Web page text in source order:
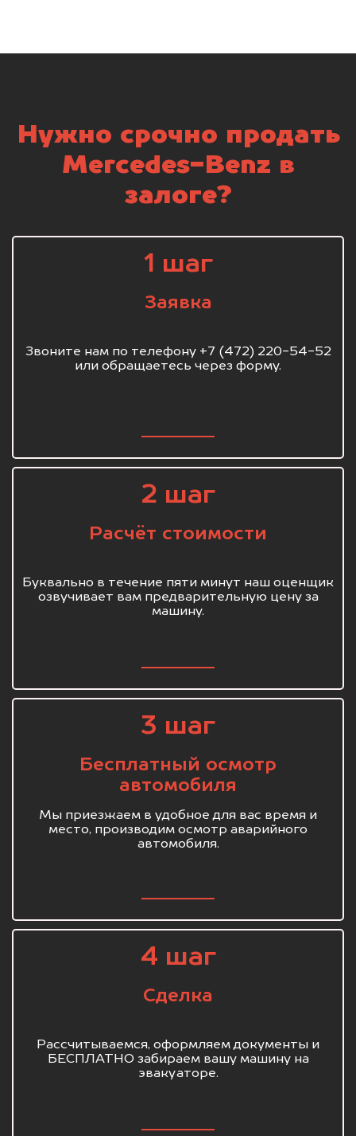
Нужно срочно продать
Mercedes-Benz в
залоге?
1 шаг
Заявка
Звоните нам по телефону +7 (472) 220-54-52
или обращаетесь через форму.
2 шаг
Расчёт стоимости
Буквально в течение пяти минут наш оценщик
озвучивает вам предварительную цену за
машину.
3 шаг
Бесплатный осмотр
автомобиля
Мы приезжаем в удобное для вас время и
место, производим осмотр аварийного
автомобиля.
4 шаг
Сделка
Рассчитываемся, оформляем документы и
БЕСПЛАТНО забираем вашу машину на
эвакуаторе.